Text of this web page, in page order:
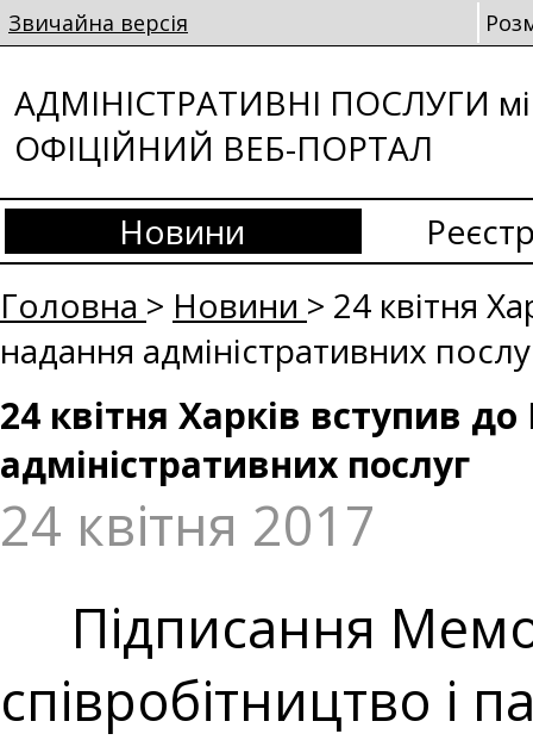
Звичайна версія
АДМІНІСТРАТИВНІ ПОСЛУГИ
ОФІЦІЙНИЙ ВЕБ-ПОРТАЛ
Новини
Головна > Новини > 24 квітня
надання адміністративних
24 квітня Харків вступив до
адміністративних послуг
24 квітня 2017
Підписання
співробітництво і